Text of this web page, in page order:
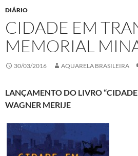
CONTEÚDO
DIÁRIO
CIDADE EM
MEMORIAL
30/03/2016 AQUARELA BRASILEIRA
LANÇAMENTO DO LIVRO “CIDADE
WAGNER MERIJE